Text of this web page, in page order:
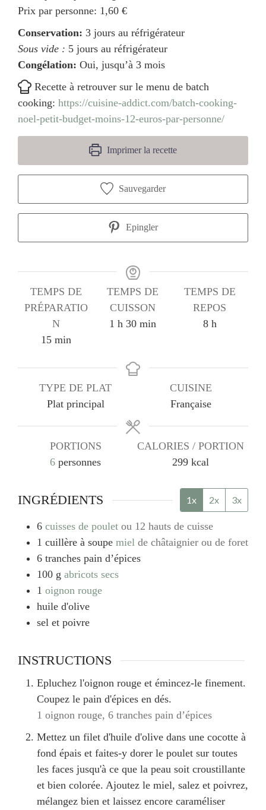
Prix par personne: 1,60 €
Conservation: 3 jours au réfrigérateur
Sous vide : 5 jours au réfrigérateur
Congélation: Oui, jusqu’à 3 mois
Recette à retrouver sur le menu de batch
cooking: https://cuisine-addict.com/batch-cooking-
noel-petit-budget-moins-12-euros-par-personne/
Imprimer la recette
Sauvegarder
Epingler
TEMPS DE
PRÉPARATIO
N
15minutes
min
TEMPS DE
CUISSON
1 heure
h 30minutes
min
TEMPS DE
REPOS
8heures
h
TYPE DE PLAT
Plat principal
CUISINE
Française
PORTIONS
6 personnes
CALORIES / PORTION
299 kcal
INGRÉDIENTS 1x 2x 3x
6 cuisses de poulet ou 12 hauts de cuisse
1 cuillère à soupe miel de châtaignier ou de foret
6 tranches pain d’épices
100 g abricots secs
1 oignon rouge
huile d'olive
sel et poivre
INSTRUCTIONS
Epluchez l'oignon rouge et émincez-le finement.
Coupez le pain d'épices en dés.
1 oignon rouge, 6 tranches pain d’épices
Mettez un filet d'huile d'olive dans une cocotte à
fond épais et faites-y dorer le poulet sur toutes
les faces jusqu'à ce que la peau soit croustillante
et bien colorée. Ajoutez le miel, salez et poivrez,
mélangez bien et laissez encore caraméliser